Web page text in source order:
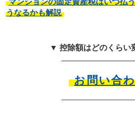
うなるかも解説
▼ 控除額はどのくらい
お問い合